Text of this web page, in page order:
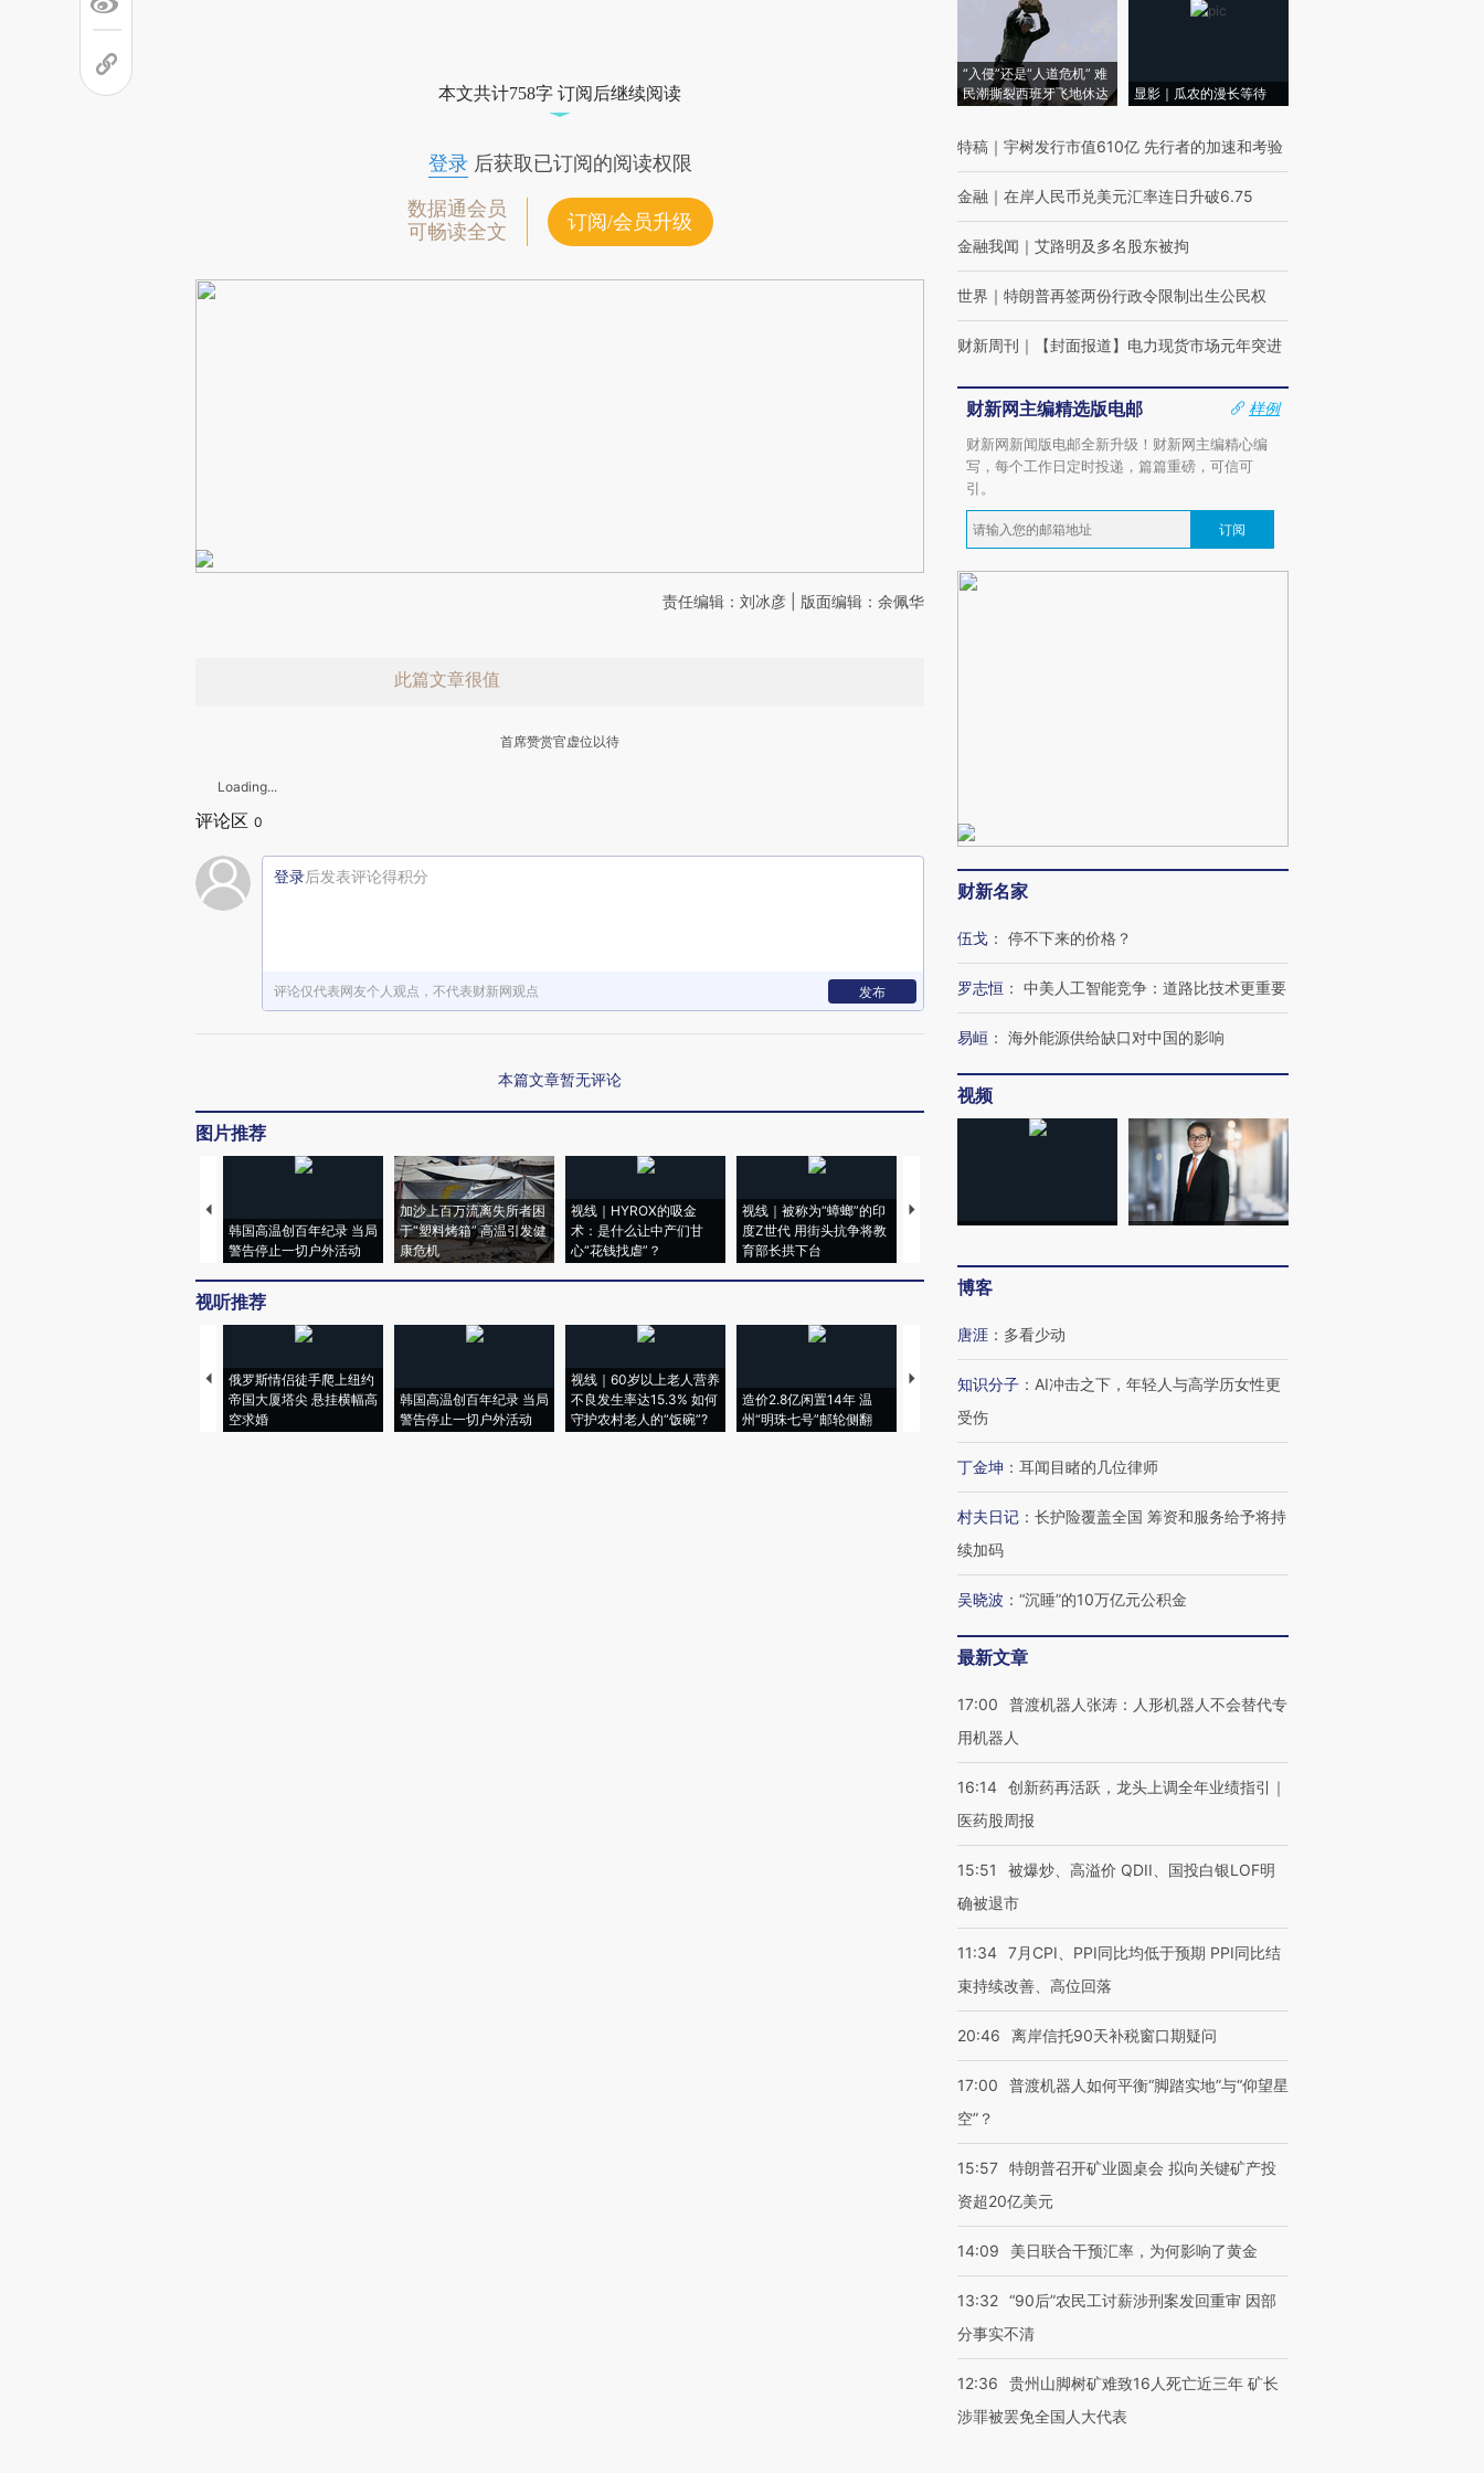
本文共计758字 订阅后继续阅读
登录后获取已订阅的阅读权限
数据通会员
可畅读全文
订阅/会员升级
责任编辑：刘冰彦 | 版面编辑：余佩华
此篇文章很值
首席赞赏官虚位以待
Loading...
评论区 0
登录后发表评论得积分
评论仅代表网友个人观点，不代表财新网观点 发布
本篇文章暂无评论
图片推荐
韩国高温创百年纪录 当局
警告停止一切户外活动
加沙上百万流离失所者困
于“塑料烤箱” 高温引发健
康危机
视线｜HYROX的吸金
术：是什么让中产们甘
心“花钱找虐”？
视线｜被称为“蟑螂”的印
度Z世代 用街头抗争将教
育部长拱下台
视线｜“入侵”还是“人道危
机”？难民潮撕裂西班牙
湖北宜昌局部短时降雨
128毫米 紧急转移近
哈尔滨遭遇短时极端强降
雨 3小时累计雨量超80毫
视听推荐
俄罗斯情侣徒手爬上纽约
帝国大厦塔尖 悬挂横幅高
空求婚
韩国高温创百年纪录 当局
警告停止一切户外活动
视线｜60岁以上老人营养
不良发生率达15.3% 如何
守护农村老人的“饭碗”?
造价2.8亿闲置14年 温
州“明珠七号”邮轮侧翻
特朗普出席葬礼疑似打瞌
者“堕落的白痴”
视线｜极端高温致多瑙河
“入侵”还是“人道危机” 难
民潮撕裂西班牙飞地休达
显影｜瓜农的漫长等待
特稿 ｜ 宇树发行市值610亿 先行者的加速和考验
金融 ｜ 在岸人民币兑美元汇率连日升破6.75
金融我闻 ｜ 艾路明及多名股东被拘
世界 ｜ 特朗普再签两份行政令限制出生公民权
财新周刊 ｜ 【封面报道】电力现货市场元年突进
财新网主编精选版电邮
样例
财新网新闻版电邮全新升级！财新网主编精心编
写，每个工作日定时投递，篇篇重磅，可信可
引。
订阅
财新名家
伍戈 ： 停不下来的价格？
罗志恒 ： 中美人工智能竞争：道路比技术更重要
易峘 ： 海外能源供给缺口对中国的影响
视频
博客
唐涯 ： 多看少动
知识分子 ： AI冲击之下，年轻人与高学历女性更
受伤
丁金坤 ： 耳闻目睹的几位律师
村夫日记 ： 长护险覆盖全国 筹资和服务给予将持
续加码
吴晓波 ： “沉睡”的10万亿元公积金
最新文章
17:00
普渡机器人张涛：人形机器人不会替代专
用机器人
16:14 创新药再活跃，龙头上调全年业绩指引｜
医药股周报
15:51
被爆炒、高溢价 QDII、国投白银LOF明
确被退市
11:34 7月CPI、PPI同比均低于预期 PPI同比结
束持续改善、高位回落
20:46 离岸信托90天补税窗口期疑问
17:00
普渡机器人如何平衡“脚踏实地”与“仰望星
空”？
15:57 特朗普召开矿业圆桌会 拟向关键矿产投
资超20亿美元
14:09 美日联合干预汇率，为何影响了黄金
13:32 “90后”农民工讨薪涉刑案发回重审 因部
分事实不清
12:36
贵州山脚树矿难致16人死亡近三年 矿长
涉罪被罢免全国人大代表